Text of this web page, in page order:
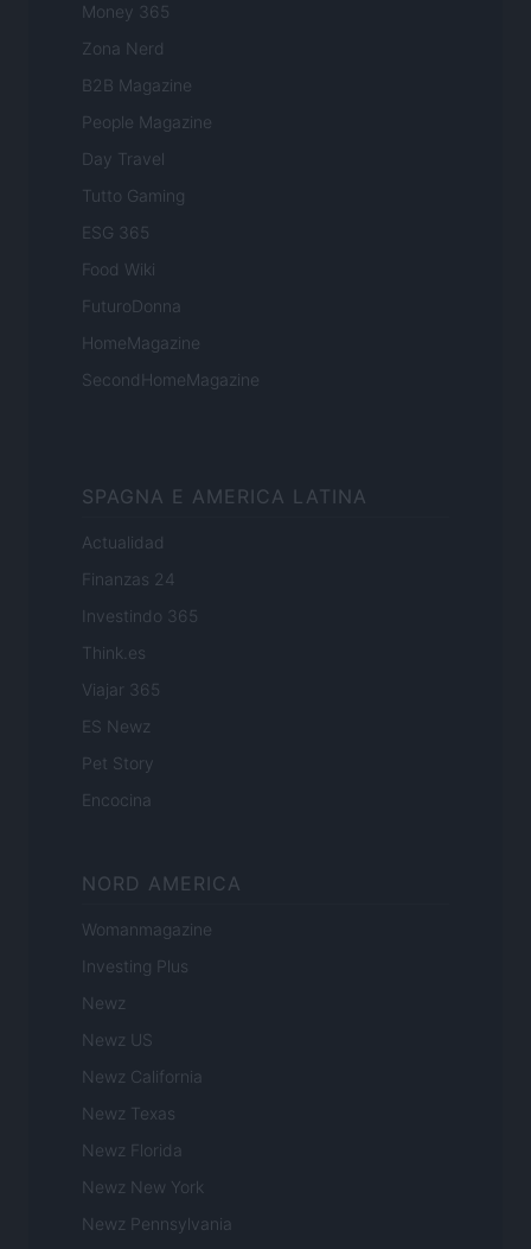
Money 365
Zona Nerd
B2B Magazine
People Magazine
Day Travel
Tutto Gaming
ESG 365
Food Wiki
FuturoDonna
HomeMagazine
SecondHomeMagazine
SPAGNA E AMERICA LATINA
Actualidad
Finanzas 24
Investindo 365
Think.es
Viajar 365
ES Newz
Pet Story
Encocina
NORD AMERICA
Womanmagazine
Investing Plus
Newz
Newz US
Newz California
Newz Texas
Newz Florida
Newz New York
Newz Pennsylvania